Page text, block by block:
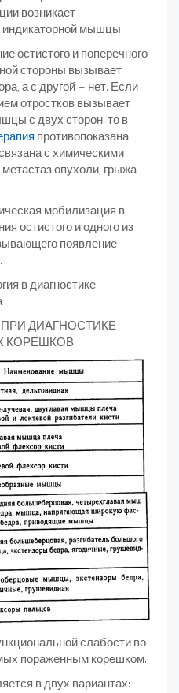
возникает
мышцы.
остистого и поперечного
стороны вызывает
а с другой – нет. Если
отростков вызывает
с двух сто­рон, то в
противопоказана.
с химическими
опухоли, грыжа
мобилизация в
остистого и одного из
появление
в диагностике
ДИАГНОСТИКЕ
КОРЕШКОВ
слабости во
пораженным корешком.
в двух вариантах: